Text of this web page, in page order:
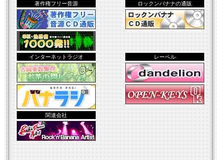
著作権フリー音源 ロックンバナナの通販
インターネットラジオ レーベル
関連会社